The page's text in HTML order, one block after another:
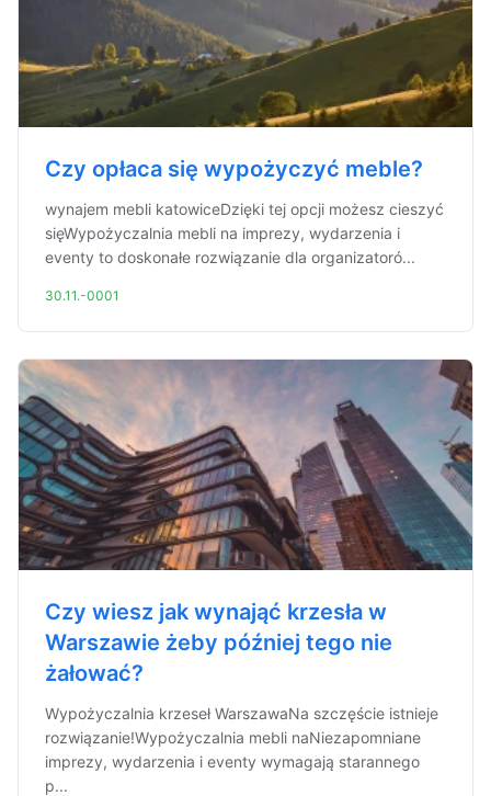
Czy opłaca się wypożyczyć meble?
wynajem mebli katowiceDzięki tej opcji możesz cieszyć
sięWypożyczalnia mebli na imprezy, wydarzenia i
eventy to doskonałe rozwiązanie dla organizatoró...
30.11.-0001
Czy wiesz jak wynająć krzesła w
Warszawie żeby później tego nie
żałować?
Wypożyczalnia krzeseł WarszawaNa szczęście istnieje
rozwiązanie!Wypożyczalnia mebli naNiezapomniane
imprezy, wydarzenia i eventy wymagają starannego
p...